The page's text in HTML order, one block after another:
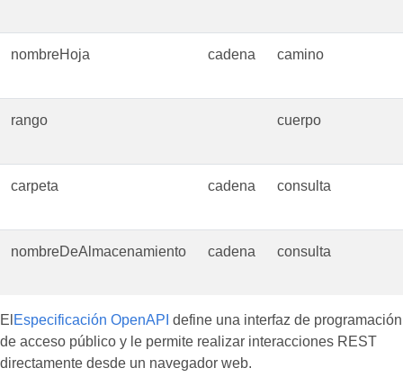
nombreHoja cadena camino
rango cuerpo
carpeta cadena consulta
nombreDeAlmacenamiento cadena consulta
El Especificación OpenAPI define una interfaz de programación
de acceso público y le permite realizar interacciones REST
directamente desde un navegador web.